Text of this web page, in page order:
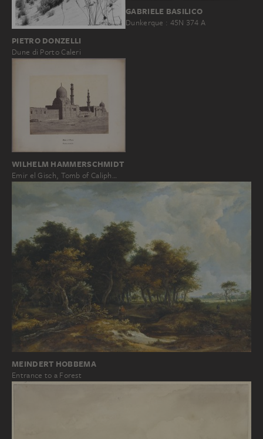
PIETRO DONZELLI
Dune di Porto Caleri
GABRIELE BASILICO
Dunkerque : 45N 374 A
WILHELM HAMMERSCHMIDT
Emir el Gisch, Tomb of Caliph…
MEINDERT HOBBEMA
Entrance to a Forest